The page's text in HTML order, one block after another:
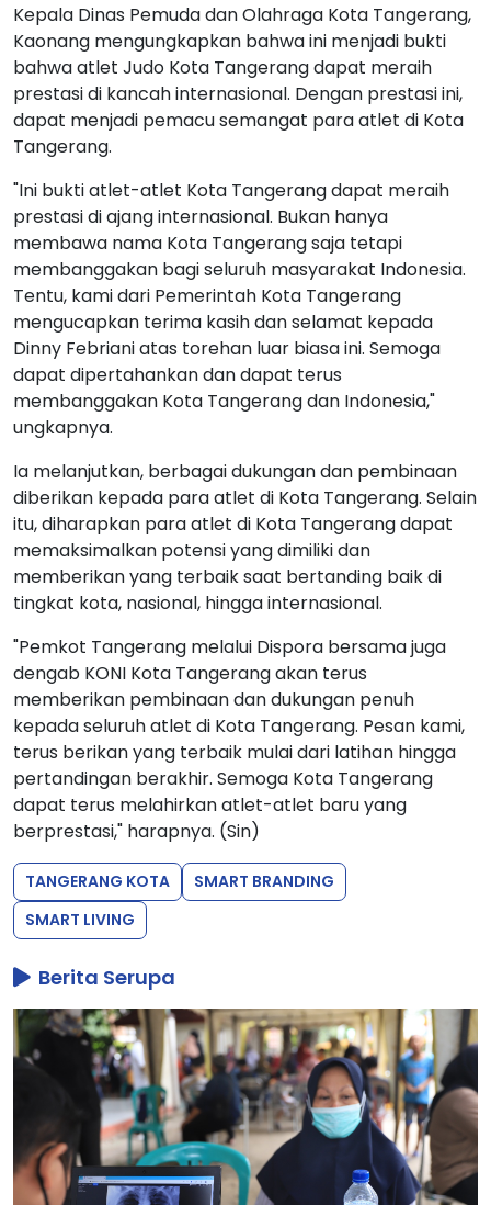
Kepala Dinas Pemuda dan Olahraga Kota Tangerang,
Kaonang mengungkapkan bahwa ini menjadi bukti
bahwa atlet Judo Kota Tangerang dapat meraih
prestasi di kancah internasional. Dengan prestasi ini,
dapat menjadi pemacu semangat para atlet di Kota
Tangerang.
"Ini bukti atlet-atlet Kota Tangerang dapat meraih
prestasi di ajang internasional. Bukan hanya
membawa nama Kota Tangerang saja tetapi
membanggakan bagi seluruh masyarakat Indonesia.
Tentu, kami dari Pemerintah Kota Tangerang
mengucapkan terima kasih dan selamat kepada
Dinny Febriani atas torehan luar biasa ini. Semoga
dapat dipertahankan dan dapat terus
membanggakan Kota Tangerang dan Indonesia,"
ungkapnya.
Ia melanjutkan, berbagai dukungan dan pembinaan
diberikan kepada para atlet di Kota Tangerang. Selain
itu, diharapkan para atlet di Kota Tangerang dapat
memaksimalkan potensi yang dimiliki dan
memberikan yang terbaik saat bertanding baik di
tingkat kota, nasional, hingga internasional.
"Pemkot Tangerang melalui Dispora bersama juga
dengab KONI Kota Tangerang akan terus
memberikan pembinaan dan dukungan penuh
kepada seluruh atlet di Kota Tangerang. Pesan kami,
terus berikan yang terbaik mulai dari latihan hingga
pertandingan berakhir. Semoga Kota Tangerang
dapat terus melahirkan atlet-atlet baru yang
berprestasi," harapnya. (Sin)
TANGERANG KOTA
SMART BRANDING
SMART LIVING
Berita Serupa